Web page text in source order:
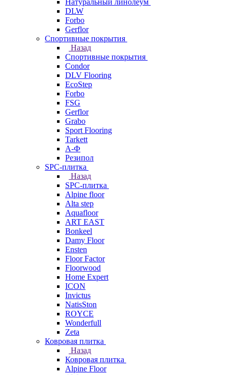
Натуральный линолеум
DLW
Forbo
Gerflor
Спортивные покрытия
Назад
Спортивные покрытия
Condor
DLV Flooring
EcoStep
Forbo
FSG
Gerflor
Grabo
Sport Flooring
Tarkett
А-Ф
Резипол
SPC-плитка
Назад
SPC-плитка
Alpine floor
Alta step
Aquafloor
ART EAST
Bonkeel
Damy Floor
Ensten
Floor Factor
Floorwood
Home Expert
ICON
Invictus
NatisSton
ROYCE
Wonderfull
Zeta
Ковровая плитка
Назад
Ковровая плитка
Alpine Floor